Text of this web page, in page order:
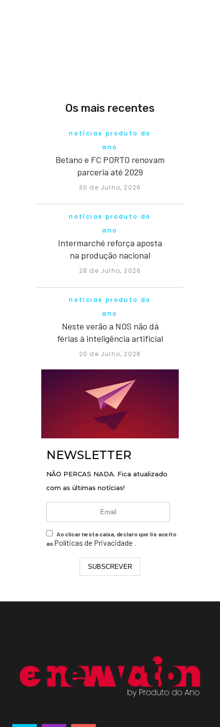
Os mais recentes
notícias produto do
ano
Betano e FC PORTO renovam
parceria até 2029
30 de Julho, 2026
notícias produto do
ano
Intermarché reforça aposta
na produção nacional
28 de Julho, 2026
notícias produto do
ano
Neste verão a NOS não dá
férias à inteligência artificial
20 de Julho, 2026
NEWSLETTER
NÃO PERCAS NADA. Fica atualizado
com as últimas notícias!
Ao clicar nesta caixa, declaro que li e aceito
as Políticas de Privacidade .
SUBSCREVER